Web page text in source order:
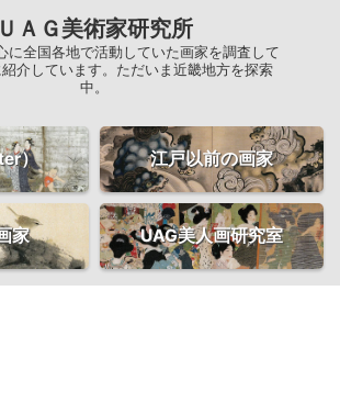
ＵＡＧ美術家研究所
に全国各地で活動していた画家を調査して
介しています。ただいま近畿地方を探索
中。
） 江戸以前の画家
家 UAG美人画研究室